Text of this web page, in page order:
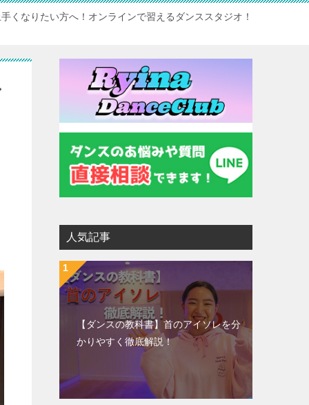
くなりたい方へ！オンラインで習えるダンススタジオ！
人気記事
【ダンスの教科書】首のアイソレを分
かりやすく徹底解説！